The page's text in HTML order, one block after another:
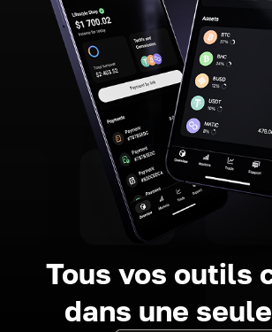
Tous vos outils
dans une